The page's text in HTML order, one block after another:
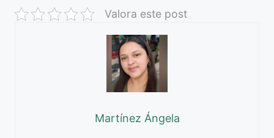
Valora este post
Martínez Ángela